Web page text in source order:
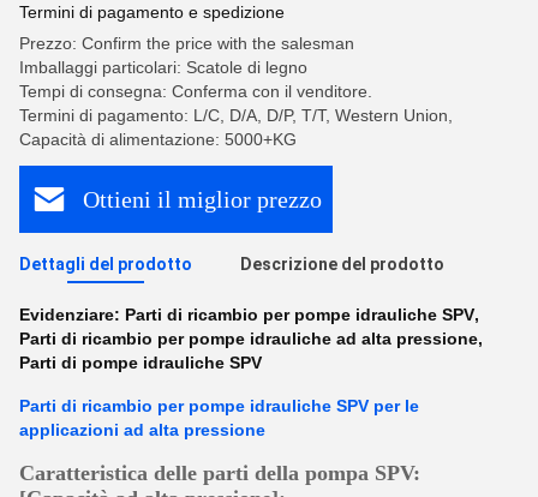
Termini di pagamento e spedizione
Prezzo: Confirm the price with the salesman
Imballaggi particolari: Scatole di legno
Tempi di consegna: Conferma con il venditore.
Termini di pagamento: L/C, D/A, D/P, T/T, Western Union,
Capacità di alimentazione: 5000+KG
Ottieni il miglior prezzo
Dettagli del prodotto Descrizione del prodotto
Evidenziare: Parti di ricambio per pompe idrauliche SPV,
Parti di ricambio per pompe idrauliche ad alta pressione,
Parti di pompe idrauliche SPV
Parti di ricambio per pompe idrauliche SPV per le
applicazioni ad alta pressione
Caratteristica delle parti della pompa SPV: